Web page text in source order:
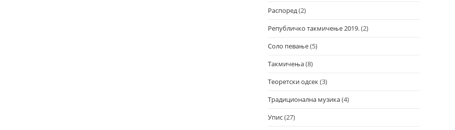
Распоред(2)
Републичко такмичење 2019.(2)
Соло певање(5)
Такмичења(8)
Теоретски одсек(3)
Традиционална музика(4)
Упис(27)